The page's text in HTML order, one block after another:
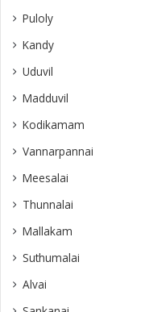
Puloly
Kandy
Uduvil
Madduvil
Kodikamam
Vannarpannai
Meesalai
Thunnalai
Mallakam
Suthumalai
Alvai